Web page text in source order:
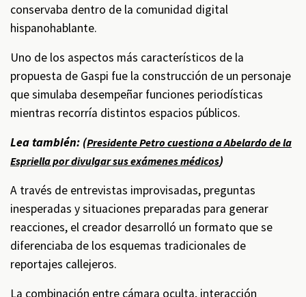
conservaba dentro de la comunidad digital
hispanohablante.
Uno de los aspectos más característicos de la
propuesta de Gaspi fue la construcción de un personaje
que simulaba desempeñar funciones periodísticas
mientras recorría distintos espacios públicos.
Lea también: (Presidente Petro cuestiona a Abelardo de la
Espriella por divulgar sus exámenes médicos)
A través de entrevistas improvisadas, preguntas
inesperadas y situaciones preparadas para generar
reacciones, el creador desarrolló un formato que se
diferenciaba de los esquemas tradicionales de
reportajes callejeros.
La combinación entre cámara oculta, interacción